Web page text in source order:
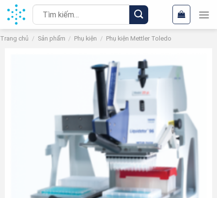
Chuyển
đến
nội
dung
Tìm
kiếm:
Trang chủ / Sản phẩm / Phụ kiện / Phụ kiện Mettler Toledo